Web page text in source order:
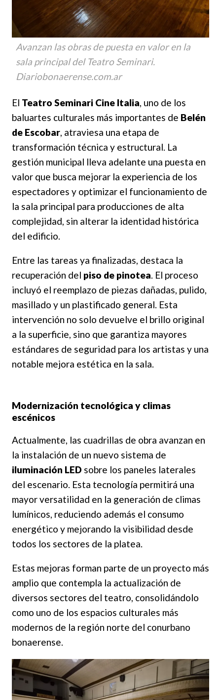
Avanzan las obras de puesta en valor en la
sala principal del Teatro Seminari.
Diariobonaerense.com.ar
El Teatro Seminari Cine Italia, uno de los
baluartes culturales más importantes de Belén
de Escobar, atraviesa una etapa de
transformación técnica y estructural. La
gestión municipal lleva adelante una puesta en
valor que busca mejorar la experiencia de los
espectadores y optimizar el funcionamiento de
la sala principal para producciones de alta
complejidad, sin alterar la identidad histórica
del edificio.
Entre las tareas ya finalizadas, destaca la
recuperación del piso de pinotea. El proceso
incluyó el reemplazo de piezas dañadas, pulido,
masillado y un plastificado general. Esta
intervención no solo devuelve el brillo original
a la superficie, sino que garantiza mayores
estándares de seguridad para los artistas y una
notable mejora estética en la sala.
Modernización tecnológica y climas
escénicos
Actualmente, las cuadrillas de obra avanzan en
la instalación de un nuevo sistema de
iluminación LED sobre los paneles laterales
del escenario. Esta tecnología permitirá una
mayor versatilidad en la generación de climas
lumínicos, reduciendo además el consumo
energético y mejorando la visibilidad desde
todos los sectores de la platea.
Estas mejoras forman parte de un proyecto más
amplio que contempla la actualización de
diversos sectores del teatro, consolidándolo
como uno de los espacios culturales más
modernos de la región norte del conurbano
bonaerense.